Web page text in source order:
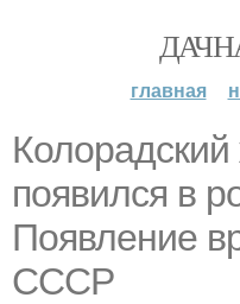
главная
Колорадский
появился в
Появление
СССР